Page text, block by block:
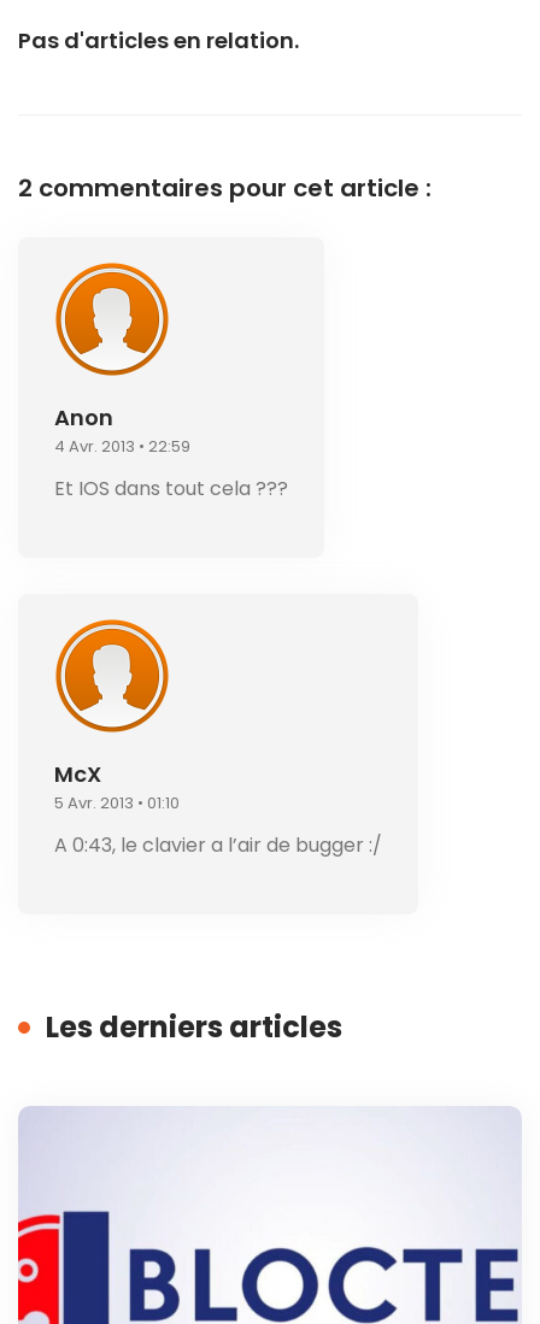
Pas d'articles en relation.
2 commentaires pour cet article :
Anon
4 Avr. 2013 • 22:59
Et IOS dans tout cela ???
McX
5 Avr. 2013 • 01:10
A 0:43, le clavier a l’air de bugger :/
Les derniers articles